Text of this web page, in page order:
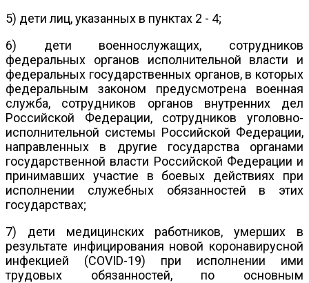
5) дети лиц, указанных в пунктах 2 - 4;
6) дети военнослужащих, сотрудников
федеральных органов исполнительной власти и
федеральных государственных органов, в которых
федеральным законом предусмотрена военная
служба, сотрудников органов внутренних дел
Российской Федерации, сотрудников уголовно-
исполнительной системы Российской Федерации,
направленных в другие государства органами
государственной власти Российской Федерации и
принимавших участие в боевых действиях при
исполнении служебных обязанностей в этих
государствах;
7) дети медицинских работников, умерших в
результате инфицирования новой коронавирусной
инфекцией (COVID-19) при исполнении ими
трудовых обязанностей, по основным